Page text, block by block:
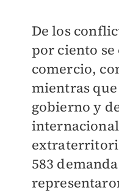
De los
por ciento
comercio,
mientras
gobierno y
583